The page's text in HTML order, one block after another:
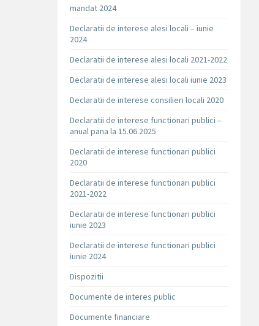
mandat 2024
Declaratii de interese alesi locali – iunie
2024
Declaratii de interese alesi locali 2021-2022
Declaratii de interese alesi locali iunie 2023
Declaratii de interese consilieri locali 2020
Declaratii de interese functionari publici –
anual pana la 15.06.2025
Declaratii de interese functionari publici
2020
Declaratii de interese functionari publici
2021-2022
Declaratii de interese functionari publici
iunie 2023
Declaratii de interese functionari publici
iunie 2024
Dispozitii
Documente de interes public
Documente financiare